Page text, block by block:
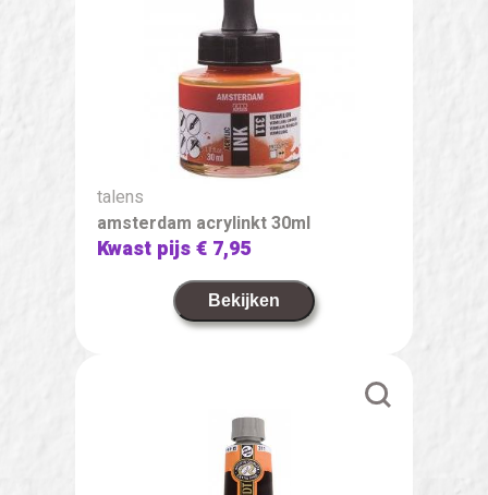
talens
amsterdam acrylinkt 30ml
Kwast pijs€ 7,95
Bekijken